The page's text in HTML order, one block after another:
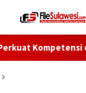
dan